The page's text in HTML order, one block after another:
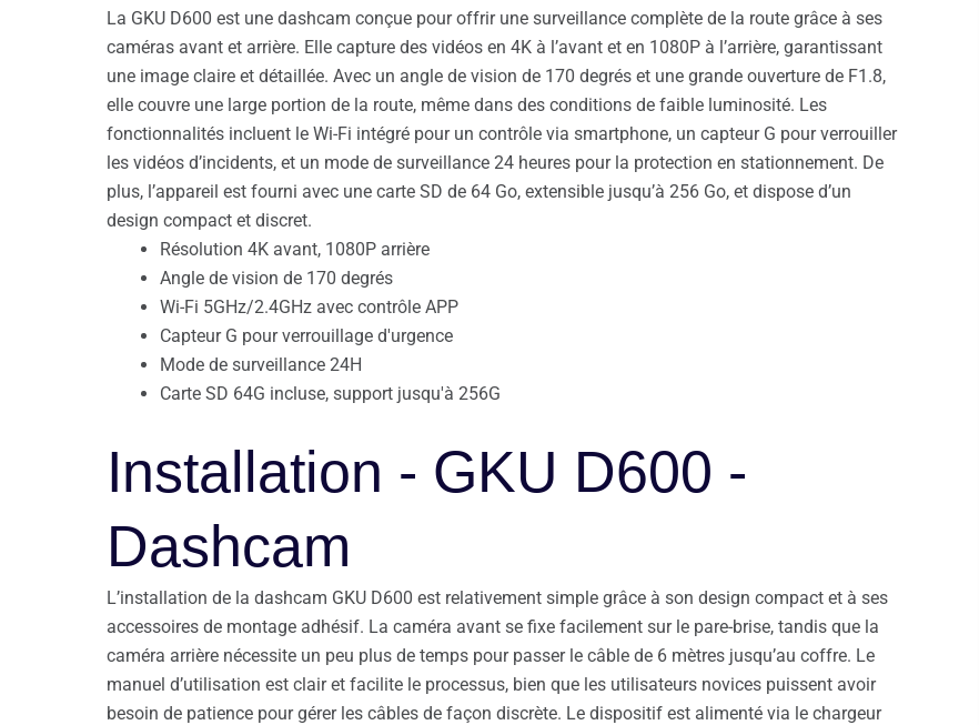
La GKU D600 est une dashcam conçue pour offrir une surveillance complète de la route grâce à ses
caméras avant et arrière. Elle capture des vidéos en 4K à l’avant et en 1080P à l’arrière, garantissant
une image claire et détaillée. Avec un angle de vision de 170 degrés et une grande ouverture de F1.8,
elle couvre une large portion de la route, même dans des conditions de faible luminosité. Les
fonctionnalités incluent le Wi-Fi intégré pour un contrôle via smartphone, un capteur G pour verrouiller
les vidéos d’incidents, et un mode de surveillance 24 heures pour la protection en stationnement. De
plus, l’appareil est fourni avec une carte SD de 64 Go, extensible jusqu’à 256 Go, et dispose d’un
design compact et discret.
Résolution 4K avant, 1080P arrière
Angle de vision de 170 degrés
Wi-Fi 5GHz/2.4GHz avec contrôle APP
Capteur G pour verrouillage d'urgence
Mode de surveillance 24H
Carte SD 64G incluse, support jusqu'à 256G
Installation - GKU D600 -
Dashcam
L’installation de la dashcam GKU D600 est relativement simple grâce à son design compact et à ses
accessoires de montage adhésif. La caméra avant se fixe facilement sur le pare-brise, tandis que la
caméra arrière nécessite un peu plus de temps pour passer le câble de 6 mètres jusqu’au coffre. Le
manuel d’utilisation est clair et facilite le processus, bien que les utilisateurs novices puissent avoir
besoin de patience pour gérer les câbles de façon discrète. Le dispositif est alimenté via le chargeur